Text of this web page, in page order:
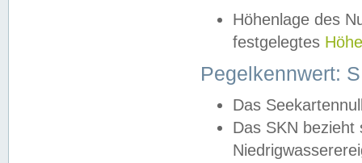
Höhenlage des
festgelegtes
Pegelkennwert:
Das
Das SKN